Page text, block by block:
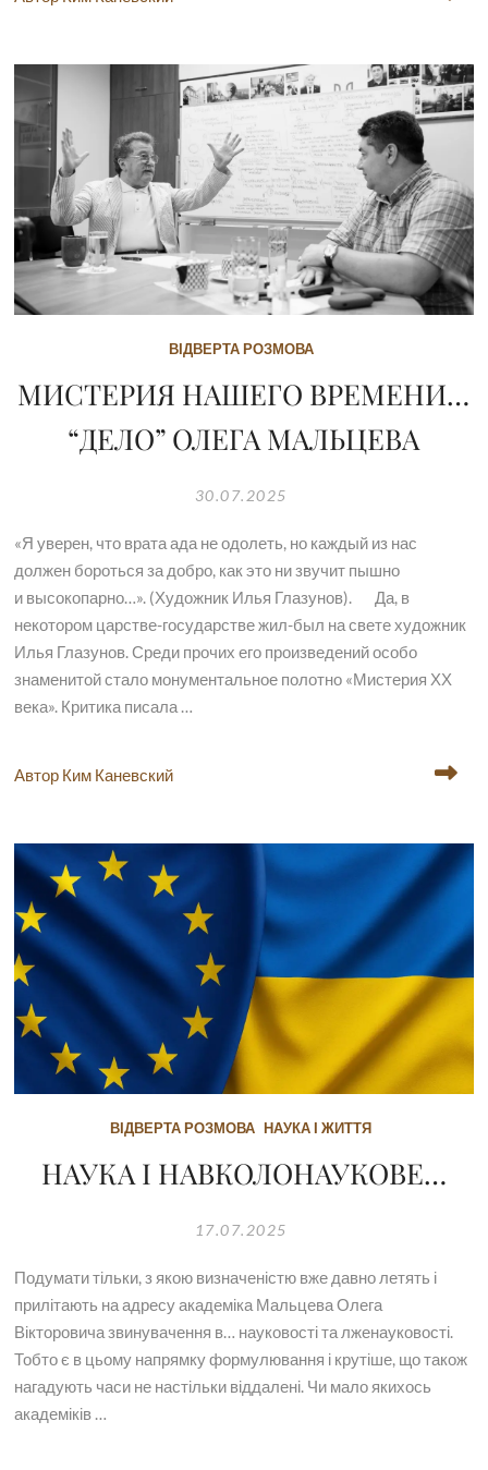
ВІДВЕРТА РОЗМОВА
МИСТЕРИЯ НАШЕГО ВРЕМЕНИ…
“ДЕЛО” ОЛЕГА МАЛЬЦЕВА
30.07.2025
«Я уверен, что врата ада не одолеть, но каждый из нас
должен бороться за добро, как это ни звучит пышно
и высокопарно…». (Художник Илья Глазунов). Да, в
некотором царстве-государстве жил-был на свете художник
Илья Глазунов. Среди прочих его произведений особо
знаменитой стало монументальное полотно «Мистерия ХХ
века». Критика писала …
Автор Ким Каневский
ВІДВЕРТА РОЗМОВА НАУКА І ЖИТТЯ
НАУКА І НАВКОЛОНАУКОВЕ…
17.07.2025
Подумати тільки, з якою визначеністю вже давно летять і
прилітають на адресу академіка Мальцева Олега
Вікторовича звинувачення в… науковості та лженауковості.
Тобто є в цьому напрямку формулювання і крутіше, що також
нагадують часи не настільки віддалені. Чи мало якихось
академіків …